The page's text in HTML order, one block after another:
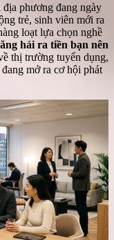
phương đang ngày
trẻ, sinh viên mới ra
loạt lựa chọn nghề
hái ra tiền bạn nên
thị trường tuyển dụng,
mở ra cơ hội phát